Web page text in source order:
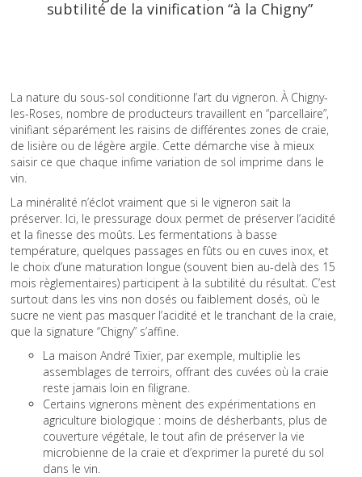
subtilité de la vinification “à la Chigny”
La nature du sous-sol conditionne l’art du vigneron. À Chigny-
les-Roses, nombre de producteurs travaillent en “parcellaire”,
vinifiant séparément les raisins de différentes zones de craie,
de lisière ou de légère argile. Cette démarche vise à mieux
saisir ce que chaque infime variation de sol imprime dans le
vin.
La minéralité n’éclot vraiment que si le vigneron sait la
préserver. Ici, le pressurage doux permet de préserver l’acidité
et la finesse des moûts. Les fermentations à basse
température, quelques passages en fûts ou en cuves inox, et
le choix d’une maturation longue (souvent bien au-delà des 15
mois règlementaires) participent à la subtilité du résultat. C’est
surtout dans les vins non dosés ou faiblement dosés, où le
sucre ne vient pas masquer l’acidité et le tranchant de la craie,
que la signature “Chigny” s’affine.
La maison André Tixier, par exemple, multiplie les
assemblages de terroirs, offrant des cuvées où la craie
reste jamais loin en filigrane.
Certains vignerons mènent des expérimentations en
agriculture biologique : moins de désherbants, plus de
couverture végétale, le tout afin de préserver la vie
microbienne de la craie et d’exprimer la pureté du sol
dans le vin.